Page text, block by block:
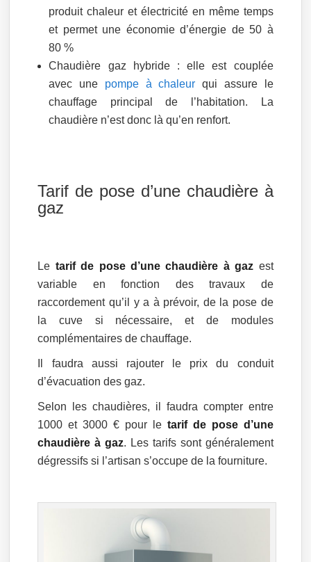
produit chaleur et électricité en même temps
et permet une économie d’énergie de 50 à
80 %
Chaudière gaz hybride : elle est couplée
avec une pompe à chaleur qui assure le
chauffage principal de l’habitation. La
chaudière n’est donc là qu’en renfort.
Tarif de pose d’une chaudière à
gaz
Le tarif de pose d’une chaudière à gaz est
variable en fonction des travaux de
raccordement qu’il y a à prévoir, de la pose de
la cuve si nécessaire, et de modules
complémentaires de chauffage.
Il faudra aussi rajouter le prix du conduit
d’évacuation des gaz.
Selon les chaudières, il faudra compter entre
1000 et 3000 € pour le tarif de pose d’une
chaudière à gaz. Les tarifs sont généralement
dégressifs si l’artisan s’occupe de la fourniture.